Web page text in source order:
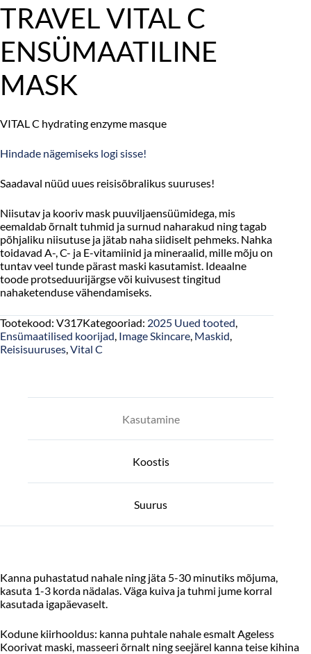
TRAVEL VITAL C
ENSÜMAATILINE
MASK
VITAL C hydrating enzyme masque
Hindade nägemiseks logi sisse!
Saadaval nüüd uues reisisõbralikus suuruses!
Niisutav ja kooriv mask puuviljaensüümidega, mis
eemaldab õrnalt tuhmid ja surnud naharakud ning tagab
põhjaliku niisutuse ja jätab naha siidiselt pehmeks. Nahka
toidavad A-, C- ja E-vitamiinid ja mineraalid, mille mõju on
tuntav veel tunde pärast maski kasutamist. Ideaalne
toode protseduurijärgse või kuivusest tingitud
nahaketenduse vähendamiseks.
Tootekood: V317Kategooriad: 2025 Uued tooted,
Ensümaatilised koorijad, Image Skincare, Maskid,
Reisisuuruses,Vital C
Kasutamine
Koostis
Suurus
Kanna puhastatud nahale ning jäta 5-30 minutiks mõjuma,
kasuta 1-3 korda nädalas. Väga kuiva ja tuhmi jume korral
kasutada igapäevaselt.
Kodune kiirhooldus: kanna puhtale nahale esmalt Ageless
Koorivat maski, masseeri õrnalt ning seejärel kanna teise kihina